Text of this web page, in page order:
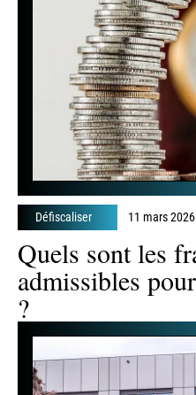
Défiscaliser 11 mars 2026
Quels sont les
admissibles
?